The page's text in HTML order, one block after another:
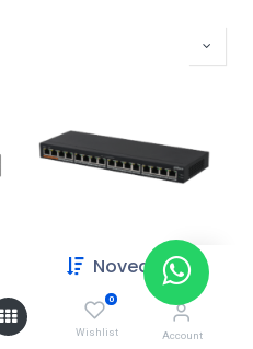
Novedades
0
Wishlist Account
$148.00